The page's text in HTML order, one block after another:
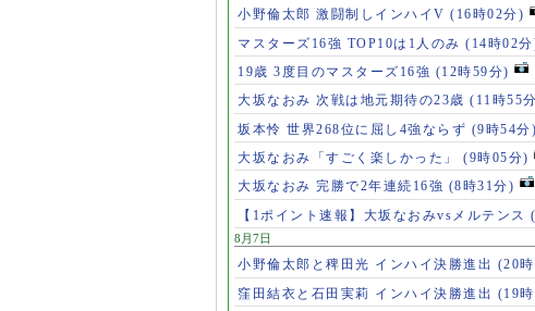
小野倫太郎 激闘制しインハイV (16時02分)
マスターズ16強 TOP10は1人のみ (14時02
19歳 3度目のマスターズ16強 (12時59分)
大坂なおみ 次戦は地元期待の23歳 (11時55
坂本怜 世界268位に屈し4強ならず (9時54分)
大坂なおみ「すごく楽しかった」 (9時05分)
大坂なおみ 完勝で2年連続16強 (8時31分)
【1ポイント速報】大坂なおみvsメルテンス
8月7日
小野倫太郎と稗田光 インハイ決勝進出 (20
窪田結衣と石田実莉 インハイ決勝進出 (19